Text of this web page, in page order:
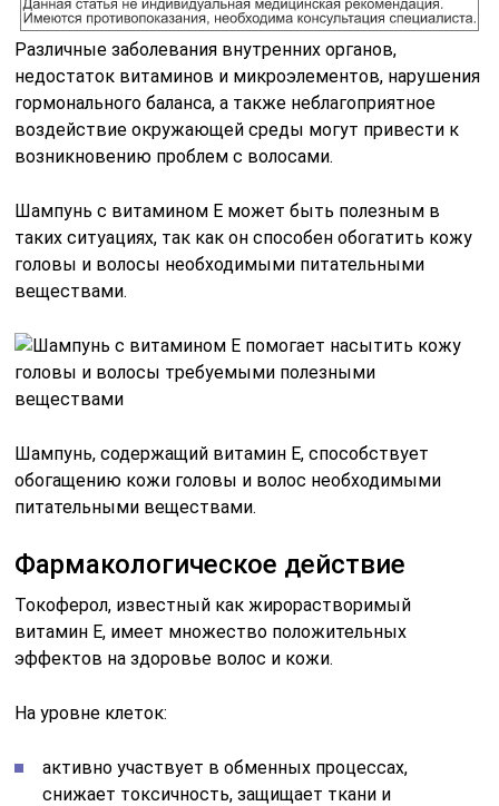
Различные заболевания внутренних органов,
недостаток витаминов и микроэлементов, нарушения
гормонального баланса, а также неблагоприятное
воздействие окружающей среды могут привести к
возникновению проблем с волосами.
Шампунь с витамином Е может быть полезным в
таких ситуациях, так как он способен обогатить кожу
головы и волосы необходимыми питательными
веществами.
Шампунь, содержащий витамин Е, способствует
обогащению кожи головы и волос необходимыми
питательными веществами.
Фармакологическое действие
Токоферол, известный как жирорастворимый
витамин Е, имеет множество положительных
эффектов на здоровье волос и кожи.
На уровне клеток:
активно участвует в обменных процессах,
снижает токсичность, защищает ткани и